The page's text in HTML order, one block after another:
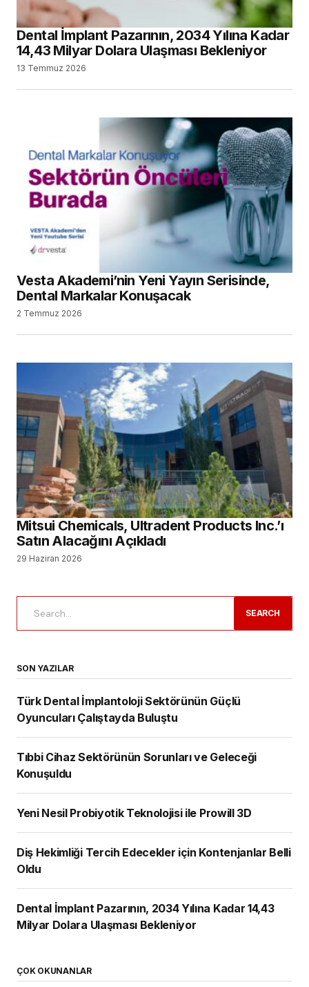
Dental İmplant Pazarının, 2034 Yılına Kadar
14,43 Milyar Dolara Ulaşması Bekleniyor
13 Temmuz 2026
Vesta Akademi’nin Yeni Yayın Serisinde,
Dental Markalar Konuşacak
2 Temmuz 2026
Mitsui Chemicals, Ultradent Products Inc.’ı
Satın Alacağını Açıkladı
29 Haziran 2026
SEARCH
SON YAZILAR
Türk Dental İmplantoloji Sektörünün Güçlü
Oyuncuları Çalıştayda Buluştu
Tıbbi Cihaz Sektörünün Sorunları ve Geleceği
Konuşuldu
Yeni Nesil Probiyotik Teknolojisi ile Prowill 3D
Diş Hekimliği Tercih Edecekler için Kontenjanlar Belli
Oldu
Dental İmplant Pazarının, 2034 Yılına Kadar 14,43
Milyar Dolara Ulaşması Bekleniyor
ÇOK OKUNANLAR